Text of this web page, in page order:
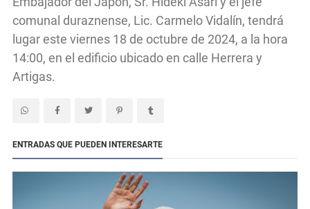
comunal duraznense, Lic. Carmelo Vidalín, tendrá
lugar este viernes 18 de octubre de 2024, a la hora
14:00, en el edificio ubicado en calle Herrera y
Artigas.
ENTRADAS QUE PUEDEN INTERESARTE